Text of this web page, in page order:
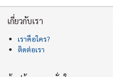
เกี่ยวกับเรา
เราคือใคร?
ติดต่อเรา